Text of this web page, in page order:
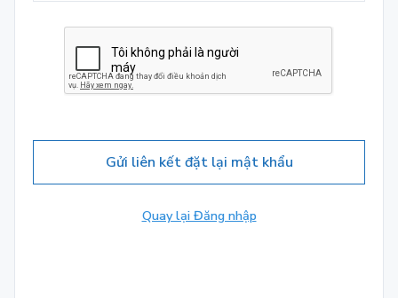
Gửi liên kết đặt lại mật khẩu
Quay lại Đăng nhập